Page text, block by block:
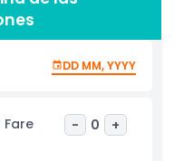
con familia o con
senderos,
en restaurantes en la
el spa mineral de Rigi
con raquetas
fresco alpino, captura
tranquilo. La
DD MM, YYYY
- 0 +